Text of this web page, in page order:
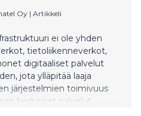
Oy | Artikkeli
ei ole yhden
tietoliikenneverkot,
digitaaliset palvelut
jota ylläpitää laaja
järjestelmien toimivuus
keskeiset palvelut